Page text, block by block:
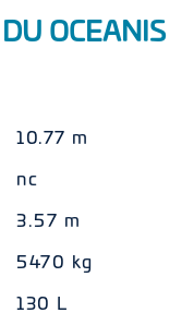
OCEANIS
10.77 m
nc
3.57 m
5470 kg
130 L